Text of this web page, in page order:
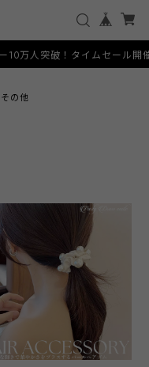
10万人突破！タイムセール
の他